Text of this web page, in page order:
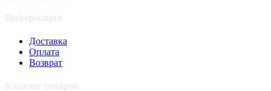
Доставка
Оплата
Возврат